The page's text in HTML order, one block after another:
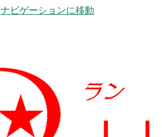
ナビゲーションに移動